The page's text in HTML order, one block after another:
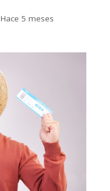
Hace 5 meses